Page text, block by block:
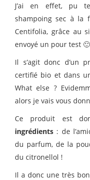
J’ai en effet, pu
shampoing sec à la
Centifolia, grâce au
envoyé un pour test 🙂
Il s’agit donc d’un
certifié bio et dans
What else ?
alors je vais vous
Ce produit est
ingrédients : de
du parfum, de la
du citronellol !
Il a donc une très